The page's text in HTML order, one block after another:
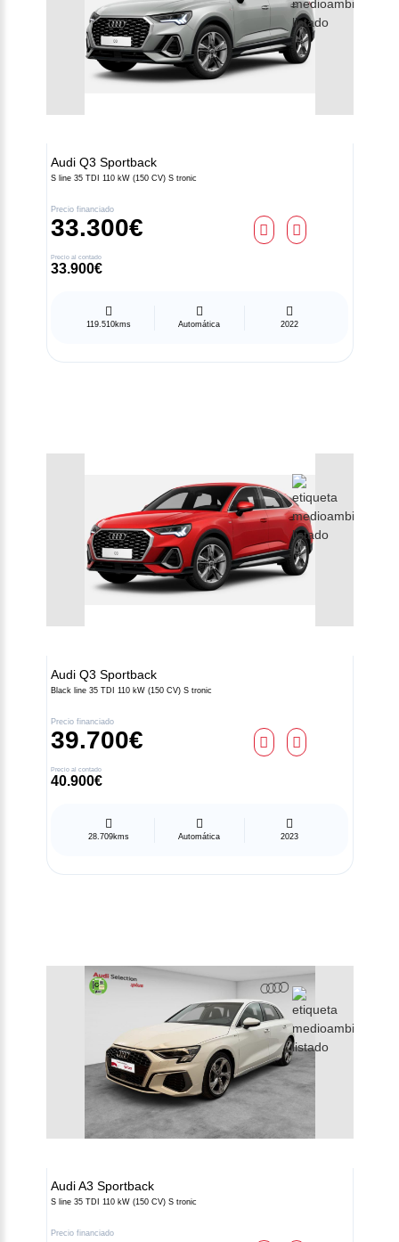
Audi Q3 Sportback
S line 35 TDI 110 kW (150 CV) S tronic
Precio financiado
33.300€
Precio al contado
33.900€
119.510kms Automática 2022
Audi Q3 Sportback
Black line 35 TDI 110 kW (150 CV) S tronic
Precio financiado
39.700€
Precio al contado
40.900€
28.709kms Automática 2023
AudiA3 Sportback
S line 35 TDI 110 kW (150 CV) S tronic
Precio financiado